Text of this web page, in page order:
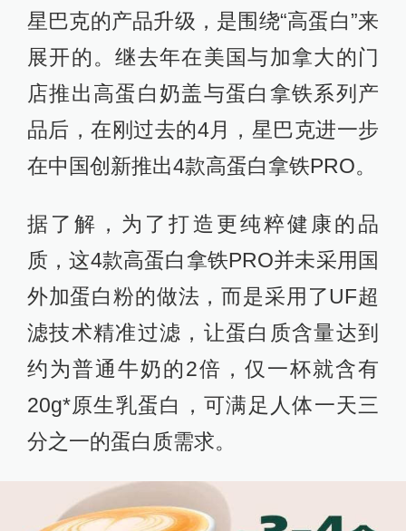
星巴克的产品升级，是围绕“高蛋白”来
展开的。继去年在美国与加拿大的门
店推出高蛋白奶盖与蛋白拿铁系列产
品后，在刚过去的4月，星巴克进一步
在中国创新推出4款高蛋白拿铁PRO。
据了解，为了打造更纯粹健康的品
质，这4款高蛋白拿铁PRO并未采用国
外加蛋白粉的做法，而是采用了UF超
滤技术精准过滤，让蛋白质含量达到
约为普通牛奶的2倍，仅一杯就含有
20g*原生乳蛋白，可满足人体一天三
分之一的蛋白质需求。